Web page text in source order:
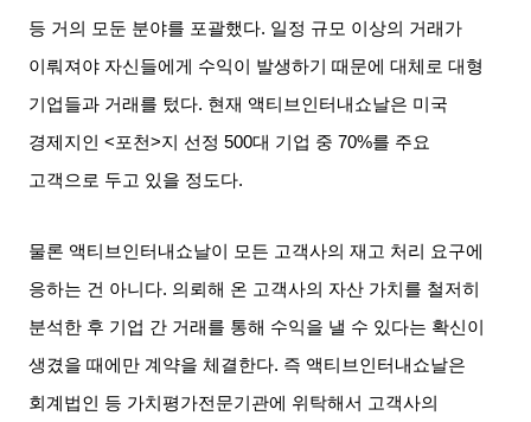
등 거의 모둔 분야를 포괄했다. 일정 규모 이상의 거래가
이뤄져야 자신들에게 수익이 발생하기 때문에 대체로 대형
기업들과 거래를 텄다. 현재 액티브인터내쇼날은 미국
경제지인
<포천>지 선정 500대 기업 중 70%를 주요
고객으로 두고 있을 정도다.
물론 액티브인터내쇼날이 모든 고객사의 재고 처리 요구에
응하는 건 아니다. 의뢰해 온 고객사의 자산 가치를 철저히
분석한 후 기업 간 거래를 통해 수익을 낼 수 있다는 확신이
생겼을 때에만 계약을 체결한다. 즉 액티브인터내쇼날은
회계법인 등 가치평가전문기관에 위탁해서 고객사의